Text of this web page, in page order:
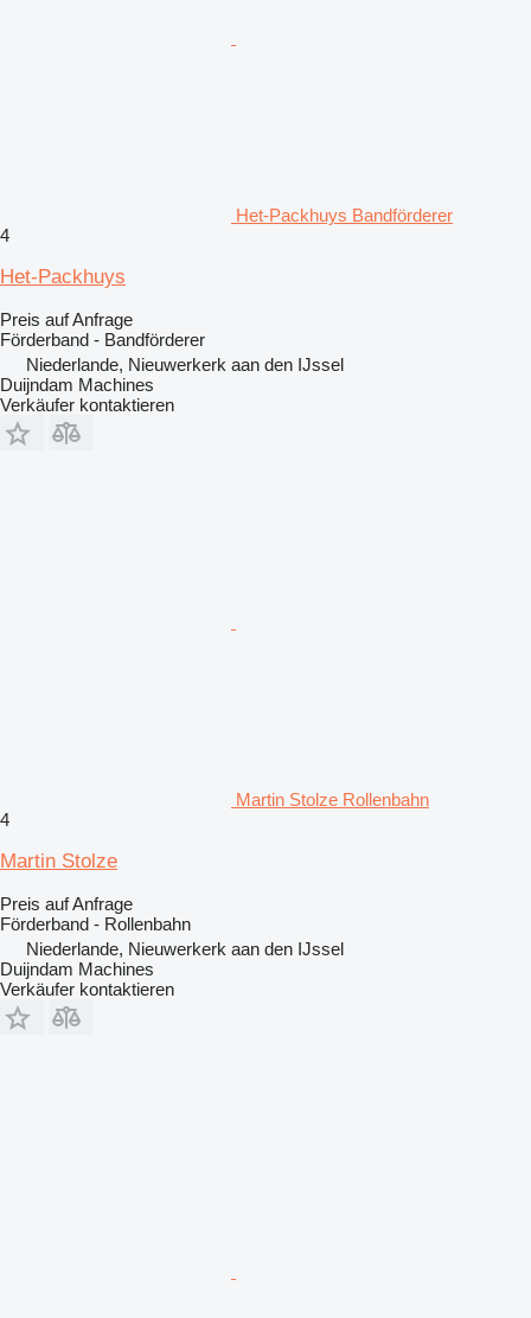
Het-Packhuys Bandförderer
4
Het-Packhuys
Preis auf Anfrage
Förderband - Bandförderer
Niederlande, Nieuwerkerk aan den IJssel
Duijndam Machines
Verkäufer kontaktieren
Martin Stolze Rollenbahn
4
Martin Stolze
Preis auf Anfrage
Förderband - Rollenbahn
Niederlande, Nieuwerkerk aan den IJssel
Duijndam Machines
Verkäufer kontaktieren